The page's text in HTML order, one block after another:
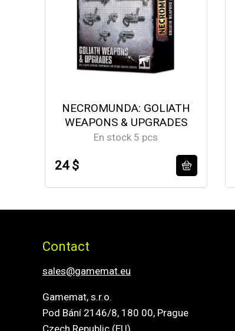
NECROMUNDA: GOLIATH
WEAPONS & UPGRADES
En stock 5 pcs
24 $
Contact
sales@gamemat.eu
Gamemat, s.r.o.
Pod Bání 2146/8, 180 00, Prague